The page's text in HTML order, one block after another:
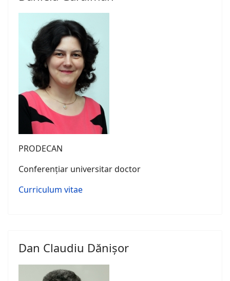
PRODECAN
Conferențiar universitar doctor
Curriculum vitae
Dan Claudiu Dănișor